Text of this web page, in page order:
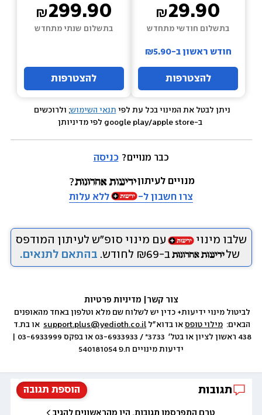
29.90
בתשלום חודשי מתחדש
חודש ראשון ב-₪5.90
להצטרפות
299.90
בתשלום שנתי מתחדש
להצטרפות
ניתן לבטל את המינוי בכל עת לפי תנאי השימוש; ולרוכשים
כבר מנויים? כניסה
מנויים לעיתון
צרו חשבון ל-
ללא עלות
שלבו מינוי
עם מינוי סופ״ש לעיתון המודפס
של
ב-₪69 לחודש. בהתאם לתנאים.
צור קשר
הבאים: מילוי טופס או בדוא״ל support.plus@yedioth.co.il
ידיעות מינויים ח.פ 540181054
הוספת תגובה תגובות
טרם התפרסמו תגובות, היו מהראשונים להגיב